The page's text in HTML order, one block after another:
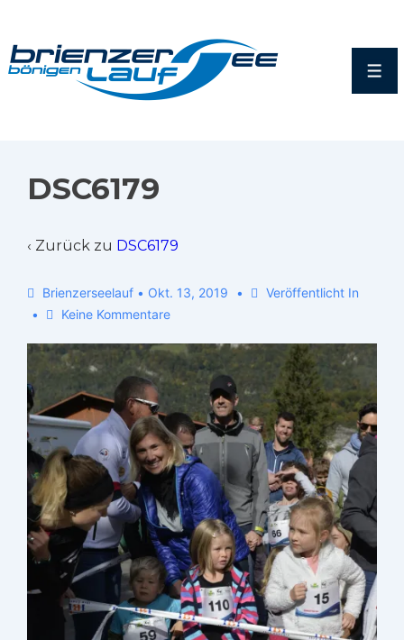
DSC6179
‹ Zurück zu DSC6179
Brienzerseelauf • Okt. 13, 2019
Veröffentlicht In
Keine Kommentare